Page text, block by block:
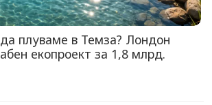
плуваме в Темза? Лондон
екопроект за 1,8 млрд.